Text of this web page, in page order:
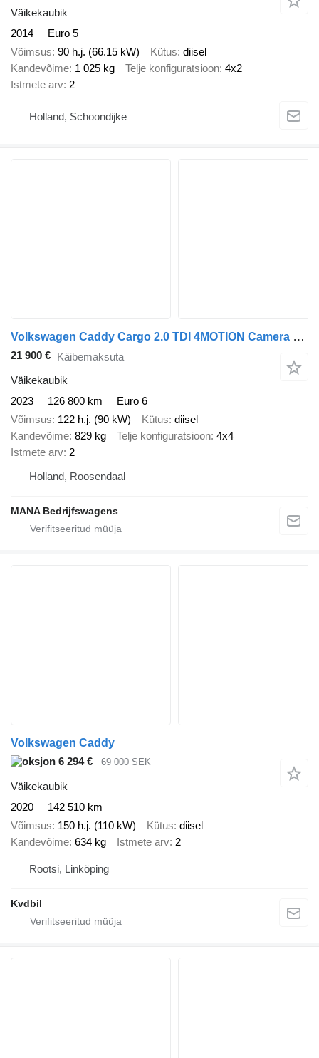
Väikekaubik
2014
Euro 5
Võimsus 90 h.j. (66.15 kW) Kütus diisel
Kandevõime 1 025 kg Telje konfiguratsioon 4x2
Istmete arv 2
Holland, Schoondijke
Volkswagen Caddy Cargo 2.0 TDI 4MOTION Camera Carplay Airco Cruise Navi
21 900 € Käibemaksuta
Väikekaubik
2023
126 800 km
Euro 6
Võimsus 122 h.j. (90 kW) Kütus diisel
Kandevõime 829 kg Telje konfiguratsioon 4x4
Istmete arv 2
Holland, Roosendaal
MANA Bedrijfswagens
Volkswagen Caddy
6 294 €
69 000 SEK
Väikekaubik
2020
142 510 km
Võimsus 150 h.j. (110 kW) Kütus diisel
Kandevõime 634 kg Istmete arv 2
Rootsi, Linköping
Kvdbil